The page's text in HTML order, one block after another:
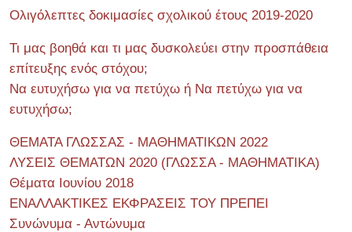
Ολιγόλεπτες δοκιμασίες σχολικού έτους 2019-2020
Τι μας βοηθά και τι μας δυσκολεύει στην προσπάθεια
επίτευξης ενός στόχου;
Να ευτυχήσω για να πετύχω ή Να πετύχω για να
ευτυχήσω;
ΘΕΜΑΤΑ ΓΛΩΣΣΑΣ - ΜΑΘΗΜΑΤΙΚΩΝ 2022
ΛΥΣΕΙΣ ΘΕΜΑΤΩΝ 2020 (ΓΛΩΣΣΑ - ΜΑΘΗΜΑΤΙΚΑ)
Θέματα Ιουνίου 2018
ΕΝΑΛΛΑΚΤΙΚΕΣ ΕΚΦΡΑΣΕΙΣ ΤΟΥ ΠΡΕΠΕΙ
Συνώνυμα - Αντώνυμα